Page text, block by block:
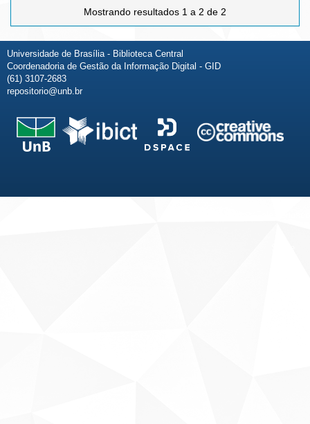
Mostrando resultados 1 a 2 de 2
Universidade de Brasília - Biblioteca Central
Coordenadoria de Gestão da Informação Digital - GID
(61) 3107-2683
repositorio@unb.br